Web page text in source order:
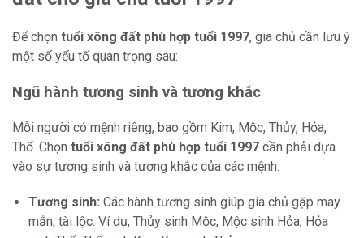
Để chọn tuổi xông đất phù hợp tuổi 1997, gia chủ cần lưu ý
một số yếu tố quan trọng sau:
Ngũ hành tương sinh và tương khắc
Mỗi người có mệnh riêng, bao gồm Kim, Mộc, Thủy, Hỏa,
Thổ. Chọn tuổi xông đất phù hợp tuổi 1997 cần phải dựa
vào sự tương sinh và tương khắc của các mệnh.
Tương sinh: Các hành tương sinh giúp gia chủ gặp may
mắn, tài lộc. Ví dụ, Thủy sinh Mộc, Mộc sinh Hỏa, Hỏa